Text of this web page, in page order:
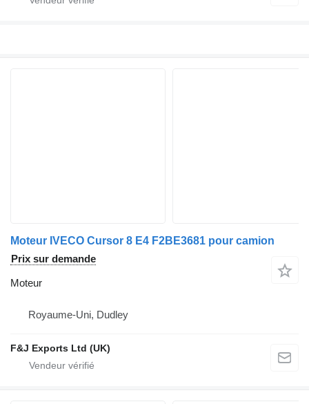
Moteur IVECO Cursor 8 E4 F2BE3681 pour camion
Prix sur demande
Moteur
Royaume-Uni, Dudley
F&J Exports Ltd (UK)